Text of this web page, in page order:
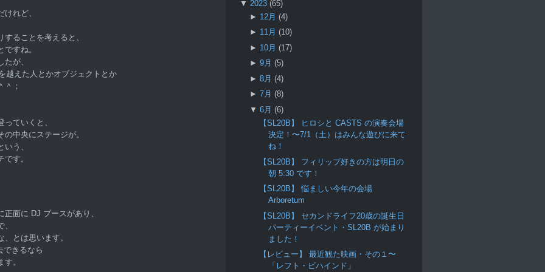
れど、
ることを考えると、
すね。
が、
越えた人とかオブジェクトとか
＾；
ていくと、
中央にステージが。
う、
す。
面に DJ ブースがあり、
とは思います。
できるなら
。
▼ 2023 (65)
► 12月 (4)
► 11月 (10)
► 10月 (17)
► 9月 (5)
► 8月 (4)
► 7月 (8)
▼ 6月 (6)
【SL20B】 ヒロシと CASTS の演奏会場
決定！〜7/1（土）はみんな遊びに来て
ね！
【SL20B】 フィリップ好きの方は明日の
朝 5:30 です！
【SL20B】 悩ましい今年の会場
Arboretum
【SL20B】 セカンドライフ20歳の誕生日
パーティーイベント・SL20B が始まり
ました！
【レビュー】 最近観た映画・その１〜
「レフト・ビハインド」